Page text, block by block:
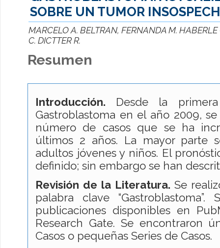
SOBRE UN TUMOR
MARCELO A. BELTRAN, FERNANDA M.
C. DICTTER R.
Resumen
Introducción. Desde la
Gastroblastoma en el año 2009,
número de casos que se ha
últimos 2 años. La mayor parte
adultos jóvenes y niños. El
definido; sin embargo se han
Revisión de la Literatura. Se
palabra clave
publicaciones disponibles en
Research Gate. Se encontraron
Casos o pequeñas Series de Casos.